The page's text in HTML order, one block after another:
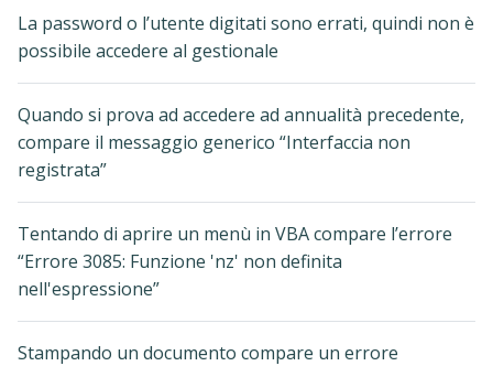
La password o l’utente digitati sono errati, quindi non è
possibile accedere al gestionale
Quando si prova ad accedere ad annualità precedente,
compare il messaggio generico “Interfaccia non
registrata”
Tentando di aprire un menù in VBA compare l’errore
“Errore 3085: Funzione 'nz' non definita
nell'espressione”
Stampando un documento compare un errore